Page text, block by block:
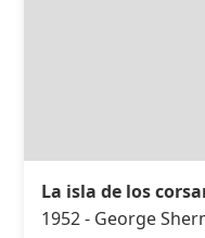
La isla de los
1952 - George